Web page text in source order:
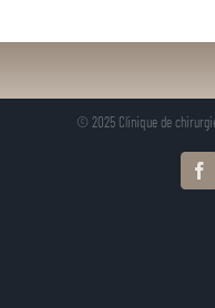
© 2025 Clinique de